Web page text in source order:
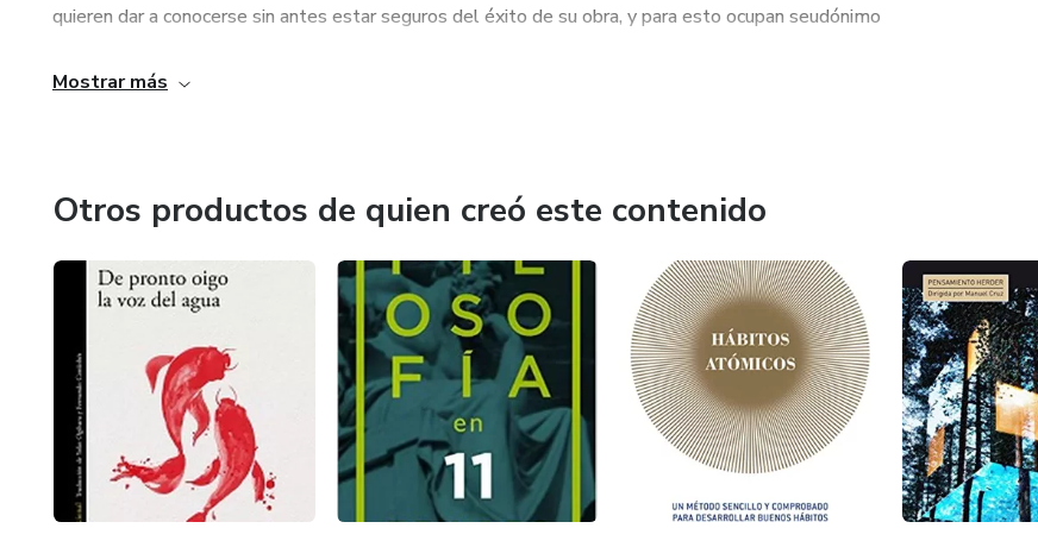
quieren dar a conocerse sin antes estar seguros del éxito de su obra, y para esto ocupan seudónimo
Mostrar más
Otros productos de quien creó este contenido